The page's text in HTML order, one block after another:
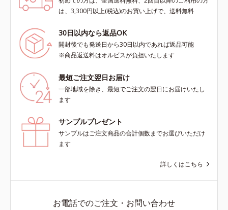
は、3,300円以上(税込)のお買い上げで、送料無料
30日以内なら返品OK
開封後でも発送日から30日以内であれば返品可能
※商品返送料はオルビスが負担いたします
最短ご注文翌日お届け
一部地域を除き、最短でご注文の翌日にお届けいたし
ます
サンプルプレゼント
サンプルはご注文商品の合計個数までお選びいただけ
ます
詳しくはこちら
お電話でのご注文・お問い合わせ